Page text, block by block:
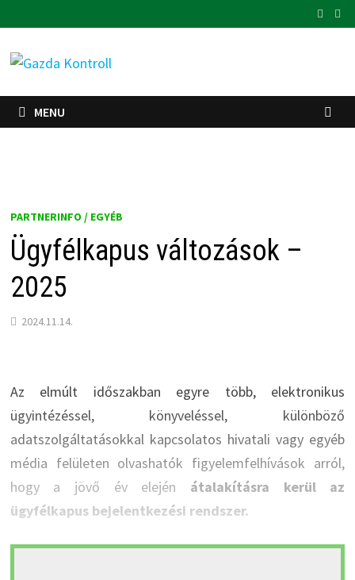
to
content
MENU
PARTNERINFO / EGYÉB
Ügyfélkapus változások –
2025
2024.11.14.
Az elmúlt időszakban egyre több, elektronikus
ügyintézéssel, könyveléssel, különböző
adatszolgáltatásokkal kapcsolatos hivatali vagy egyéb
média felületen olvashatók figyelemfelhívások arról,
hogy a jövő év elején átalakításra kerül az
ügyfélkapus bejelentkezési rendszer.